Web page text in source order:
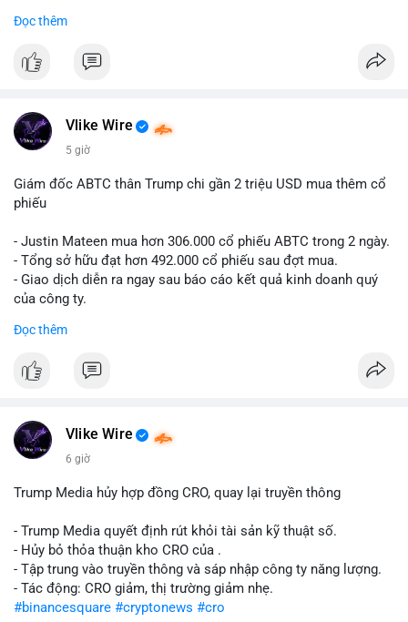
ở vùng giá hiện tại.
#12dot1btc #786kusd
#binancesquare
$cro
📰 Nguồn: Cointelegraph
Đọc thêm
Vlike Wire
5 giờ
Giám đốc ABTC thân Trump chi gần 2 triệu USD mua thêm cổ
phiếu
- Justin Mateen mua hơn 306.000 cổ phiếu ABTC trong 2 ngày.
- Tổng sở hữu đạt hơn 492.000 cổ phiếu sau đợt mua.
- Giao dịch diễn ra ngay sau báo cáo kết quả kinh doanh quý
của công ty.
#abtc #cryptonews
$btc $eth
📰 Nguồn: CoinDesk
Đọc thêm
Vlike Wire
6 giờ
Trump Media hủy hợp đồng CRO, quay lại truyền thông
- Trump Media quyết định rút khỏi tài sản kỹ thuật số.
- Hủy bỏ thỏa thuận kho CRO của .
- Tập trung vào truyền thông và sáp nhập công ty năng lượng.
- Tác động: CRO giảm, thị trường giảm nhẹ.
#binancesquare #cryptonews #cro